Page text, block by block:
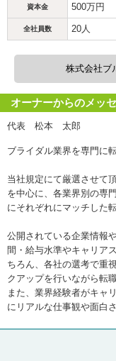
資本金 500万円
全社員数 20人
株式会社ブ
オーナーからのメッ
代表 松本 太郎
ブライダル業界を専門に
当社規定にて厳選させて
を中心に、各業界別の専
にそれぞれにマッチした
公開されている企業情報
間・給与水準やキャリア
ちろん、各社の選考で重
クアップを行いながら転
また、業界経験者がキャ
にリアルな仕事観や面白